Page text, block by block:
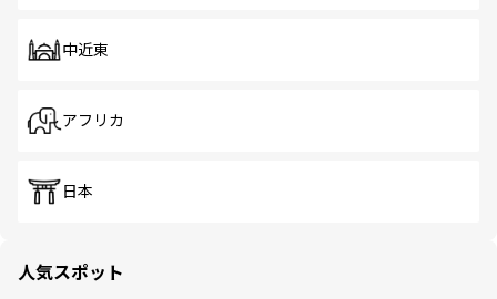
中近東
アフリカ
日本
人気スポット